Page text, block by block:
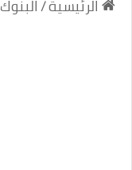
الرئيسية/البنوك